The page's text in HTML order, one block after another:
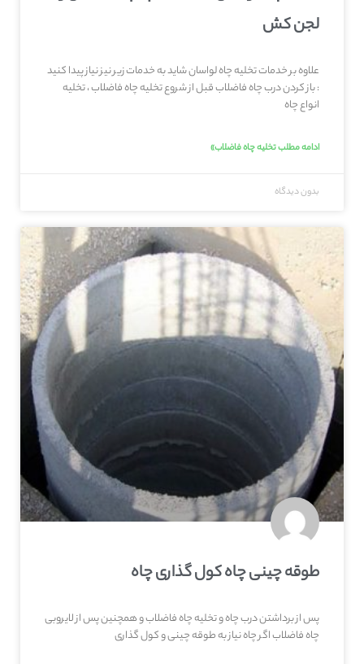
لجن کش
علاوه بر خدمات تخلیه چاه لواسان شاید به خدمات زیر نیز نیاز پیدا کنید
: باز کردن درب چاه فاضلاب قبل از شروع تخلیه چاه فاضلاب ، تخلیه
انواع چاه
ادامه مطلب تخلیه چاه فاضلاب»
بدون دیدگاه
طوقه چینی چاه کول گذاری چاه
پس از برداشتن درب چاه و تخلیه چاه فاضلاب و همچنین پس از لایروبی
چاه فاضلاب اگر چاه نیاز به طوقه چینی و کول گذاری